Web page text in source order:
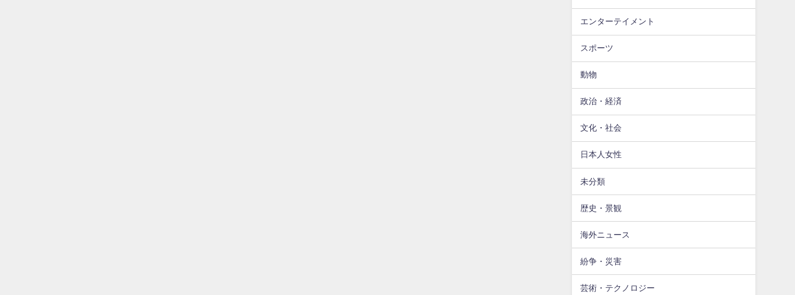
エンターテイメント
スポーツ
動物
政治・経済
文化・社会
日本人女性
未分類
歴史・景観
海外ニュース
紛争・災害
芸術・テクノロジー